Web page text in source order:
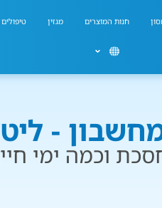
חנות המוצרים מגזין
-
וכמה ימי